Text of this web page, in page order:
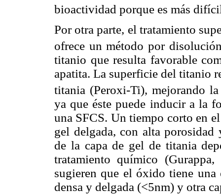
bioactividad porque es más
Por otra parte, el tratamiento
ofrece un método por
titanio que resulta favorable
apatita. La superficie del titanio
titania (Peroxi-Ti), mejorando
ya que éste puede inducir a la
una SFCS. Un tiempo corto en
gel delgada, con alta porosidad
de la capa de gel de titania
tratamiento químico
sugieren que el óxido tiene una
densa y delgada (<5nm) y otra